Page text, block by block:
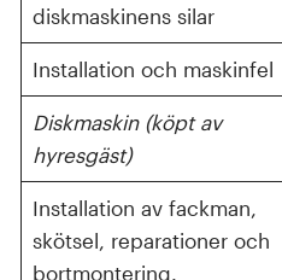
diskmaskinens silar
Installation och maskinfel
Diskmaskin (köpt av
hyresgäst)
Installation av fackman,
skötsel, reparationer och
bortmontering.